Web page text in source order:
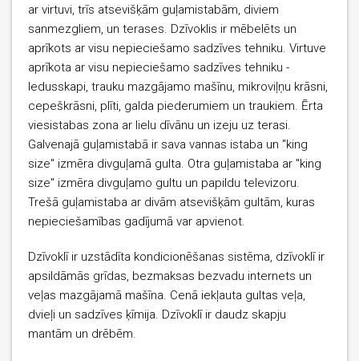
ar virtuvi, trīs atsevišķām guļamistabām, diviem
sanmezgliem, un terases. Dzīvoklis ir mēbelēts un
aprīkots ar visu nepieciešamo sadzīves tehniku. Virtuve
aprīkota ar visu nepieciešamo sadzīves tehniku ​​-
ledusskapi, trauku mazgājamo mašīnu, mikroviļņu krāsni,
cepeškrāsni, plīti, galda piederumiem un traukiem. Ērta
viesistabas zona ar lielu dīvānu un izeju uz terasi.
Galvenajā guļamistabā ir sava vannas istaba un "king
size" izmēra divguļamā gulta. Otra guļamistaba ar "king
size" izmēra divguļamo gultu un papildu televizoru.
Trešā guļamistaba ar divām atsevišķām gultām, kuras
nepieciešamības gadījumā var apvienot.
Dzīvoklī ir uzstādīta kondicionēšanas sistēma, dzīvoklī ir
apsildāmās grīdas, bezmaksas bezvadu internets un
veļas mazgājamā mašīna. Cenā iekļauta gultas veļa,
dvieļi un sadzīves ķīmija. Dzīvoklī ir daudz skapju
mantām un drēbēm.